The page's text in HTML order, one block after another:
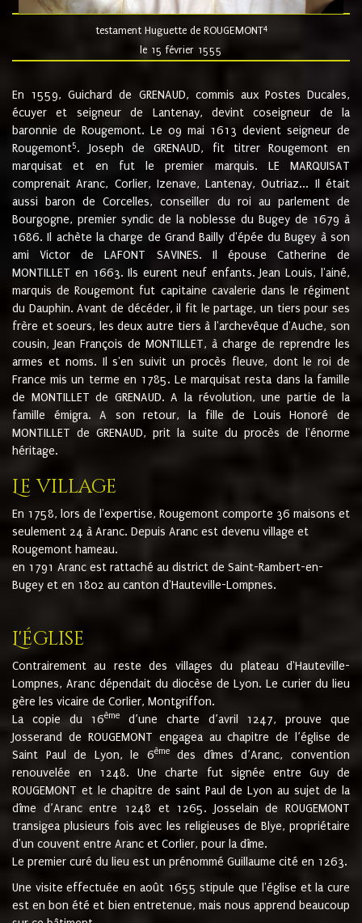
testament Huguette de ROUGEMONT4
le 15 février 1555
En 1559, Guichard de GRENAUD, commis aux Postes Ducales,
écuyer et seigneur de Lantenay, devint coseigneur de la
baronnie de Rougemont. Le 09 mai 1613 devient seigneur de
Rougemont5. Joseph de GRENAUD, fit titrer Rougemont en
marquisat et en fut le premier marquis. LE MARQUISAT
comprenait Aranc, Corlier, Izenave, Lantenay, Outriaz... Il était
aussi baron de Corcelles, conseiller du roi au parlement de
Bourgogne, premier syndic de la noblesse du Bugey de 1679 à
1686. Il achète la charge de Grand Bailly d'épée du Bugey à son
ami Victor de LAFONT SAVINES. Il épouse Catherine de
MONTILLET en 1663. Ils eurent neuf enfants. Jean Louis, l'ainé,
marquis de Rougemont fut capitaine cavalerie dans le régiment
du Dauphin. Avant de décéder, il fit le partage, un tiers pour ses
frère et soeurs, les deux autre tiers à l'archevêque d'Auche, son
cousin, Jean François de MONTILLET, à charge de reprendre les
armes et noms. Il s'en suivit un procès fleuve, dont le roi de
France mis un terme en 1785. Le marquisat resta dans la famille
de MONTILLET de GRENAUD. A la révolution, une partie de la
famille émigra. A son retour, la fille de Louis Honoré de
MONTILLET de GRENAUD, prit la suite du procès de l'énorme
héritage.
Le village
En 1758, lors de l'expertise, Rougemont comporte 36 maisons et
seulement 24 à Aranc. Depuis Aranc est devenu village et
Rougemont hameau.
en 1791 Aranc est rattaché au district de Saint-Rambert-en-
Bugey et en 1802 au canton d'Hauteville-Lompnes.
L'église
Contrairement au reste des villages du plateau d'Hauteville-
Lompnes, Aranc dépendait du diocèse de Lyon. Le curier du lieu
gère les vicaire de Corlier, Montgriffon.
La copie du 16ème
d’une charte d’avril 1247, prouve que
Josserand de ROUGEMONT engagea au chapitre de l’église de
Saint Paul de Lyon, le 6èmedes dîmes d’Aranc, convention
renouvelée en 1248. Une charte fut signée entre Guy de
ROUGEMONT et le chapitre de saint Paul de Lyon au sujet de la
dîme d’Aranc entre 1248 et 1265. Josselain de ROUGEMONT
transigea plusieurs fois avec les religieuses de Blye, propriétaire
d'un couvent entre Aranc et Corlier, pour la dîme.
Le premier curé du lieu est un prénommé Guillaume cité en 1263.
Une visite effectuée en août 1655 stipule que l'église et la cure
est en bon été et bien entretenue, mais nous apprend beaucoup